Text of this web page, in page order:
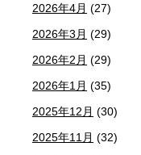
2026年4月 (27)
2026年3月 (29)
2026年2月 (29)
2026年1月 (35)
2025年12月 (30)
2025年11月 (32)